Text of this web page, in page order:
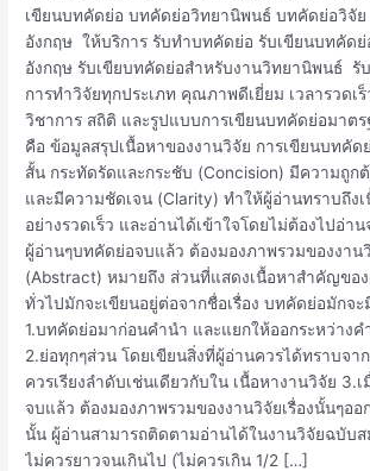
เขียนบทคัดย่อ บทคัดย่อวิทยานิพนธ์ บทคัดย่อวิจั
อังกฤษ ให้บริการ รับทำบทคัดย่อ รับเขียนบทคัด
อังกฤษ รับเขียบทคัดย่อสำหรับงานวิทยานิพนธ์ รั
การทำวิจัยทุกประเภท คุณภาพดีเยี่ยม เวลารวดเ
วิชาการ สถิติ และรูปแบบการเขียนบทคัดย่อมาต
คือ ข้อมูลสรุปเนื้อหาของงานวิจัย การเขียนบทคัด
สั้น กระทัดรัดและกระชับ (Concision) มีความถูก
และมีความชัดเจน (Clarity) ทำให้ผู้อ่านทราบถึง
อย่างรวดเร็ว และอ่านได้เข้าใจโดยไม่ต้องไปอ่า
ผู้อ่านๆบทคัดย่อจบแล้ว ต้องมองภาพรวมของงาน
(Abstract) หมายถึง ส่วนที่แสดงเนื้อหาสำคัญของ
ทั่วไปมักจะเขียนอยู่ต่อจากชื่อเรื่อง บทคัดย่อมักจ
1.บทคัดย่อมาก่อนคำนำ และแยกให้ออกระหว่าง
2.ย่อทุกๆส่วน โดยเขียนสิ่งที่ผู้อ่านควรได้ทราบจา
ควรเรียงลำดับเช่นเดียวกับใน เนื้อหางานวิจัย 3.
จบแล้ว ต้องมองภาพรวมของงานวิจัยเรื่องนั้นๆออ
นั้น ผู้อ่านสามารถติดตามอ่านได้ในงานวิจัยฉบับ
ไม่ควรยาวจนเกินไป (ไม่ควรเกิน 1/2 […]
อังกฤษ